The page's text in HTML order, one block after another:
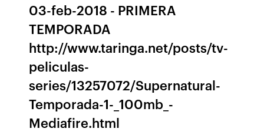
03-feb-2018 - PRIMERA
TEMPORADA
http://www.taringa.net/posts/tv-
peliculas-
series/13257072/Supernatural-
Temporada-1-_100mb_-
Mediafire.html